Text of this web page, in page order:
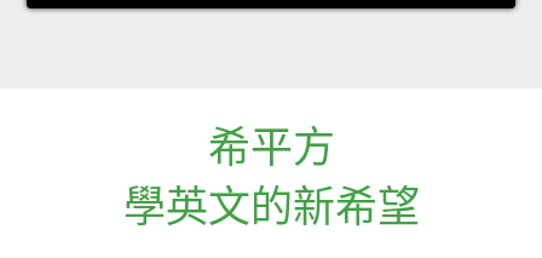
希平方
學英文的新希望